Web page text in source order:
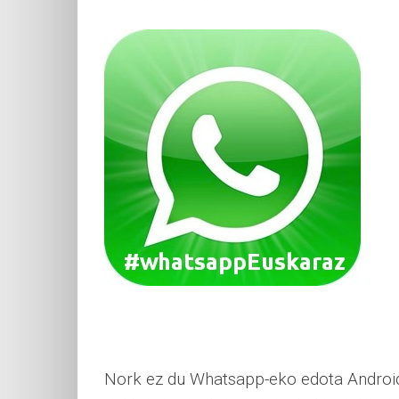
Nork ez du Whatsapp-eko edota